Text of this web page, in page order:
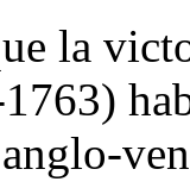
la